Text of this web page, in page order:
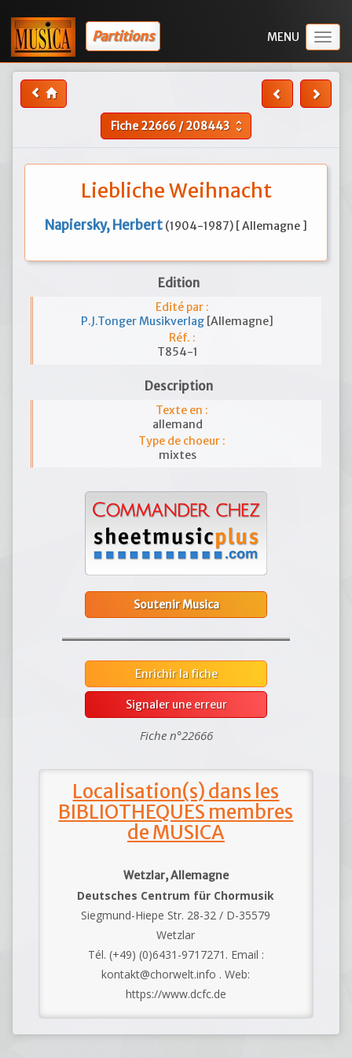
Partitions
Fiche22666/208443 unfold_more
Liebliche Weihnacht
Napiersky, Herbert (1904-1987) [ Allemagne ]
Edition
Edité par :
P.J.Tonger Musikverlag [Allemagne]
Réf. :
T854-1
Description
Texte en :
allemand
Type de choeur :
mixtes
Soutenir Musica
Enrichir la fiche
Signaler une erreur
Fiche n°22666
Localisation(s) dans les
BIBLIOTHEQUES membres
de MUSICA
Wetzlar, Allemagne
Deutsches Centrum für Chormusik
Siegmund-Hiepe Str. 28-32 / D-35579
Wetzlar
Tél. (+49) (0)6431-9717271. Email :
kontakt@chorwelt.info . Web:
https://www.dcfc.de